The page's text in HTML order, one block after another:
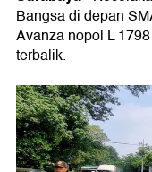
Bangsa di depan
Avanza nopol L
terbalik.